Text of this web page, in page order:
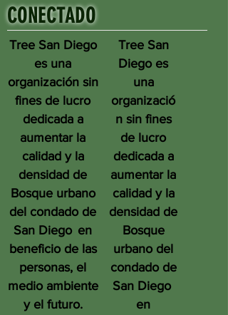
CONECTADO
Tree San Diego
es una
organización sin
fines de lucro
dedicada a
aumentar la
calidad y la
densidad de
Bosque urbano
del condado de
San Diego en
beneficio de las
personas, el
medio ambiente
y el futuro.
Tree San
Diego es
una
organizació
n sin fines
de lucro
dedicada a
aumentar la
calidad y la
densidad de
Bosque
urbano del
condado de
San Diego
en